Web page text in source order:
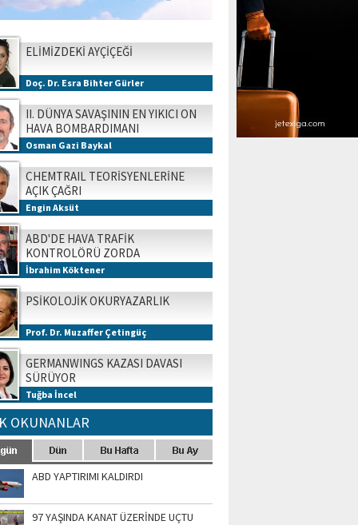
ELİMİZDEKİ AYÇİÇEĞİ
Doç. Dr. Esra Bihter Gürler
II. DÜNYA SAVAŞININ EN YIKICI ON
HAVA BOMBARDIMANI
Osman Gazi Baykal
CHEMTRAIL TEORİSYENLERİNE
AÇIK ÇAĞRI
Engin Aksüt
ABD'DE HAVA TRAFİK
KONTROLÖRÜ ZORDA
İbrahim Köktener
PSİKOLOJİK OKURYAZARLIK
Prof. Dr. Muzaffer Çetingüç
GERMANWINGS KAZASI DAVASI
SÜRÜYOR
Tuğba İncel
OKUNANLAR
ABD YAPTIRIMI KALDIRDI
97 YAŞINDA KANAT ÜZERİNDE UÇTU